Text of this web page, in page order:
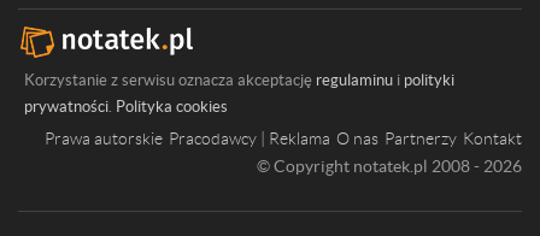
Korzystanie z serwisu oznacza akceptację regulaminu i polityki
prywatności. Polityka cookies
Prawa autorskie Pracodawcy | Reklama O nas Partnerzy Kontakt
© Copyright notatek.pl 2008 - 2026